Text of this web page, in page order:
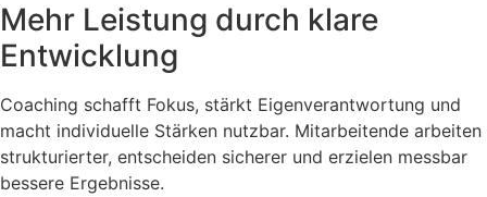
Mehr Leistung durch klare
Entwicklung
Coaching schafft Fokus, stärkt Eigenverantwortung und
macht individuelle Stärken nutzbar. Mitarbeitende arbeiten
strukturierter, entscheiden sicherer und erzielen messbar
bessere Ergebnisse.